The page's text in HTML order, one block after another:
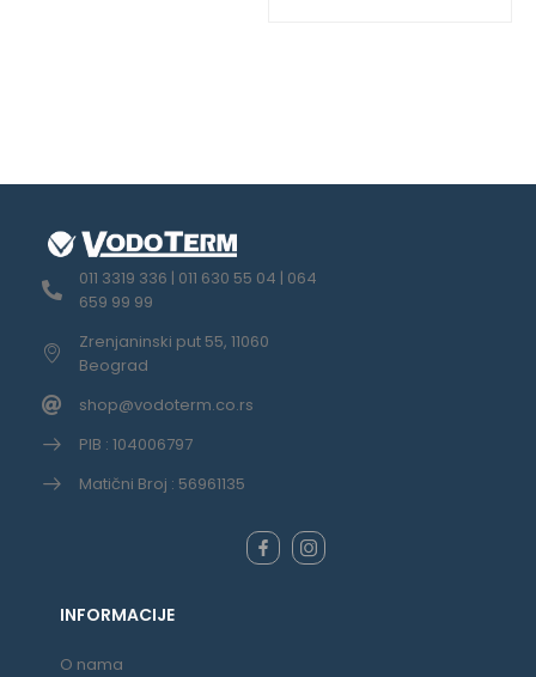
011 3319 336 | 011 630 55 04 | 064
659 99 99
Zrenjaninski put 55, 11060
Beograd
shop@vodoterm.co.rs
PIB : 104006797
Matični Broj : 56961135
INFORMACIJE
O nama